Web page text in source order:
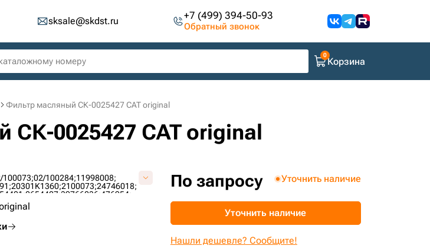
sksale@skdst.ru +7 (499) 394-50-93
Обратный звонок
Корзина
Фильтр масляный СК-0025427 CAT original
СК-0025427 CAT original
100073;02/100284;11998008;
20301K1360;2100073;24746018;
2654407;39766036; 476954;
5C1791;
88111240;
P551446;
По запросу Уточнить наличие
Уточнить наличие
Нашли дешевле? Сообщите!